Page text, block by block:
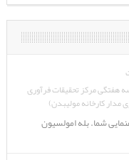
مرکز تحقیقات فرآوری
مدار کارخانه مولیبدن)
شما. بله امولسیون